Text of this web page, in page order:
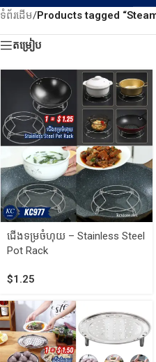
ទំព័រដើម/Products tagged
តម្រៀប
ជើងទម្រចំហុយ – Stainless Steel
Pot Rack
$1.25